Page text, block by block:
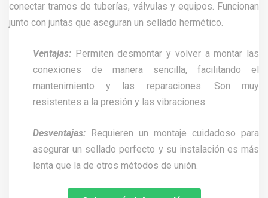
conectar tramos de tuberías, válvulas y equipos. Funcionan
junto con juntas que aseguran un sellado hermético.
Ventajas: Permiten desmontar y volver a montar las
conexiones de manera sencilla, facilitando el
mantenimiento y las reparaciones. Son muy
resistentes a la presión y las vibraciones.
Desventajas: Requieren un montaje cuidadoso para
asegurar un sellado perfecto y su instalación es más
lenta que la de otros métodos de unión.